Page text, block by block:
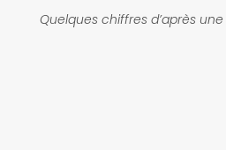
Quelques chiffres d’après une